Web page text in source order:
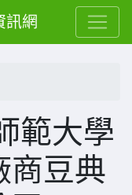
訊網
範大學
商豆典